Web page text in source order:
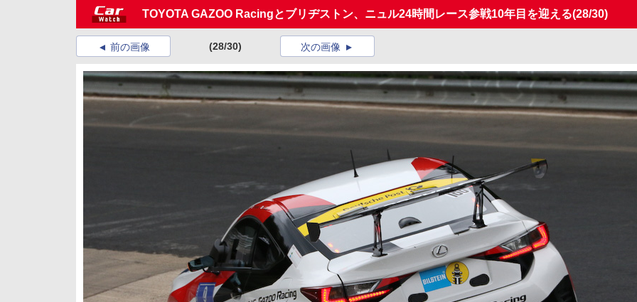
TOYOTA GAZOO Racingとブリヂストン、ニュル24時間レース参戦10年目を迎える(28/30)
前の画像 (28/30) 次の画像